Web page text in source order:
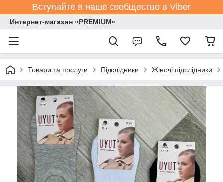
Вступайте в наше сообщество в Viber
Интернет-магазин «PREMIUM»
Товари та послуги Підслідники Жіночі підслідники